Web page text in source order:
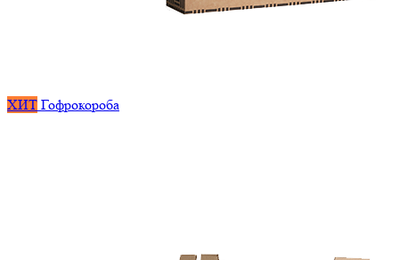
ХИТ Гофрокороба